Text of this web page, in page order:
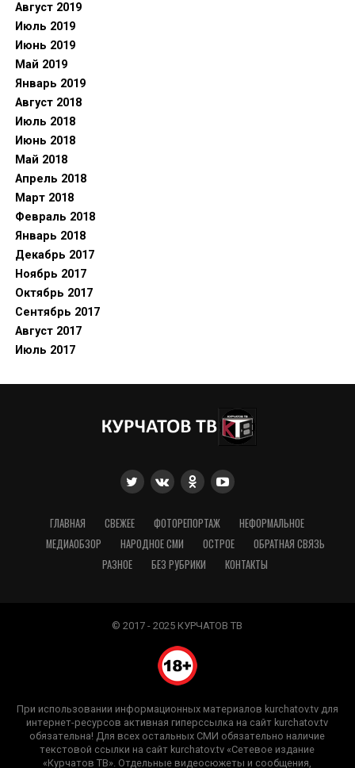
Август 2019
Июль 2019
Июнь 2019
Май 2019
Январь 2019
Август 2018
Июль 2018
Июнь 2018
Май 2018
Апрель 2018
Март 2018
Февраль 2018
Январь 2018
Декабрь 2017
Ноябрь 2017
Октябрь 2017
Сентябрь 2017
Август 2017
Июль 2017
ГЛАВНАЯ СВЕЖЕЕ ФОТОРЕПОРТАЖ
НЕФОРМАЛЬНОЕ
МЕДИАОБЗОР
НАРОДНОЕ СМИ ОСТРОЕ
ОБРАТНАЯ СВЯЗЬ
РАЗНОЕ
БЕЗ РУБРИКИ КОНТАКТЫ
© 2017 - 2025 КУРЧАТОВ ТВ
При использовании информационных материалов kurchatov.tv для
интернет-ресурсов активная гиперссылка на сайт kurchatov.tv
обязательна! Для всех остальных СМИ обязательно наличие
текстовой ссылки на сайт kurchatov.tv «Сетевое издание
«Курчатов ТВ». Отдельные видеосюжеты и сообщения,